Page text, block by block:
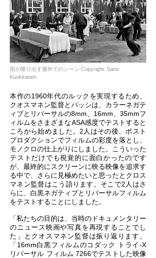
雨が降り出す屋外でのシーン Copyright: Sami
Kuokkanen
本作の1960年代のルックを実現するため、
クオスマネン監督とパッシは、カラーネガテ
ィブとリバーサルの8mm、16mm、35mmフ
ィルムをさまざまなASA感度でテストすると
ころから始めました。2人はその後、ポスト
プロダクションでフィルムの彩度を落とし、
モノクロの仕上がりにしました。こういった
テストだけでも視覚的に面白かったのです
が、最終的にスクリーンに映る映像を追求す
る中で、さらに見極めたいと思ったとクロス
マネン監督はこう語ります。そこで2人はさ
らに、白黒ネガティブとリバーサルフィルム
をテストすることにしました。
「私たちの目的は、当時のドキュメンタリー
のニュース映画や写真を再現することでし
た」とクオスマネン監督は振り返ります。
「16mm白黒フィルムのコダック トライ-X
リバーサル フィルム 7266でテストした映像